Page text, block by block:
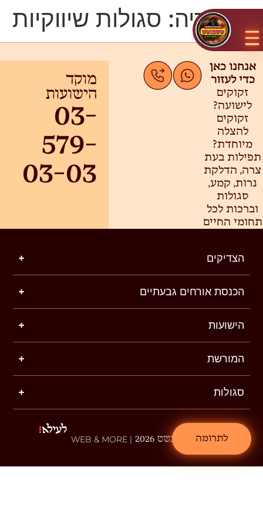
קטגוריה: סגולות שיווקיות
אנחנו כאן
כדי לעזור
זקוקים
לישועה?
זקוקים
להצלה
מיוחדת?
תפילות בעת
צרה, הדלקת
נרות, קמע,
סגולות
וברכות לכל
תחומי החיים
מוקד
הישועות
03-
579-
03-03
הצדיקים
הכנסת אורחים גבעתיים
הישועות
המורשת
סגולות
שטפנשט 2026 | WEB & MORE לתרומה